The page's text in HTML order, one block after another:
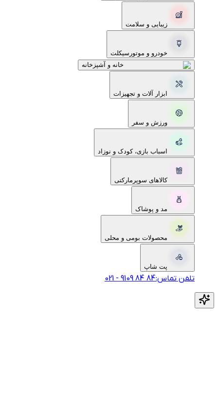
زیبایی و سلامت
خودرو و موتورسیکلت
خانه و آشپزخانه
ابزار آلات و تجهیزات
ورزش و سفر
اسباب بازی، کودک و نوزاد
کالاهای سوپرمارکتی
مد و پوشاک
محصولات بومی و محلی
پت شاپ
تلفن تماس: 021-‎9109‎ ‎84‎ ‎84‎